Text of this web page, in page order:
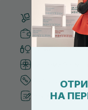
Безкоштовна
Безпечні
Тільки
Система
Кращі ціни та
Рекомендації
НА